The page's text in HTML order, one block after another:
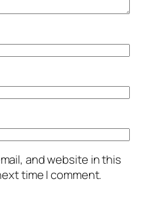
and website in this
time I comment.